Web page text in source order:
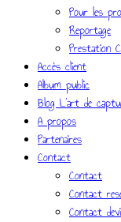
Pour les
Reportage
Prestation
Accès client
Album public
Blog L’art de
A propos
Partenaires
Contact
Contact
Contact
Contact